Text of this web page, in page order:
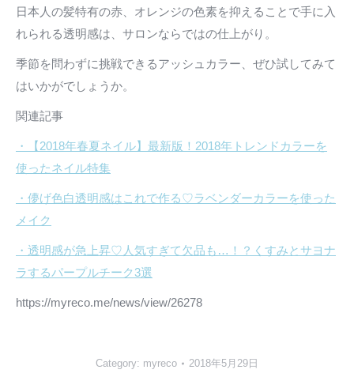
日本人の髪特有の赤、オレンジの色素を抑えることで手に入
れられる透明感は、サロンならではの仕上がり。
季節を問わずに挑戦できるアッシュカラー、ぜひ試してみて
はいかがでしょうか。
関連記事
・【2018年春夏ネイル】最新版！2018年トレンドカラーを
使ったネイル特集
・儚げ色白透明感はこれで作る♡ラベンダーカラーを使った
メイク
・透明感が急上昇♡人気すぎて欠品も…！？くすみとサヨナ
ラするパープルチーク3選
https://myreco.me/news/view/26278
Category: myreco 2018年5月29日